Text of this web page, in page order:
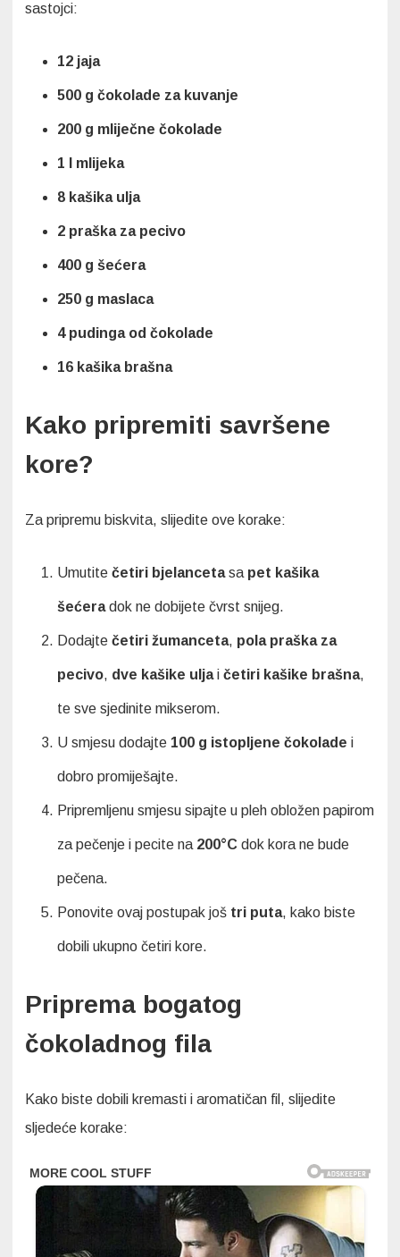
sastojci:
12 jaja
500 g čokolade za kuvanje
200 g mliječne čokolade
1 l mlijeka
8 kašika ulja
2 praška za pecivo
400 g šećera
250 g maslaca
4 pudinga od čokolade
16 kašika brašna
Kako pripremiti savršene
kore?
Za pripremu biskvita, slijedite ove korake:
Umutite četiri bjelancetasa pet kašika
šećeradok ne dobijete čvrst snijeg.
Dodajte četiri žumanceta, pola praška za
pecivo, dve kašike uljai četiri kašike brašna,
te sve sjedinite mikserom.
U smjesu dodajte 100 g istopljene čokolade i
dobro promiješajte.
Pripremljenu smjesu sipajte u pleh obložen papirom
za pečenje i pecite na 200°C dok kora ne bude
pečena.
Ponovite ovaj postupak još tri puta, kako biste
dobili ukupno četiri kore.
Priprema bogatog
čokoladnog fila
Kako biste dobili kremasti i aromatičan fil, slijedite
sljedeće korake: